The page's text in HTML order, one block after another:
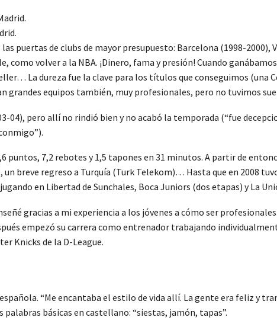
puertas de clubs de mayor presupuesto: Barcelona (1998-2000),
volver a la NBA. ¡Dinero, fama y presión! Cuando
La dureza fue la clave para los títulos que conseguimos (una
grandes equipos también, muy profesionales, pero no tuvimos
04), pero allí no rindió bien y no acabó la temporada (“fue
puntos, 7,2 rebotes y 1,5 tapones en 31 minutos. A partir de
un breve regreso a Turquía (Turk Telekom)… Hasta que en 2008
en Libertad de Sunchales, Boca Juniors (dos etapas) y La
gracias a mi experiencia a los jóvenes a cómo ser
empezó su carrera como entrenador trabajando
Knicks de la D-League.
“Me encantaba el estilo de vida allí. La gente era feliz y
palabras básicas en castellano: “siestas, jamón, tapas”.